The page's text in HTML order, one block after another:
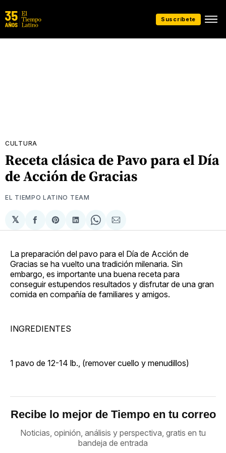
Suscríbete
CULTURA
Receta clásica de Pavo para el Día
de Acción de Gracias
EL TIEMPO LATINO TEAM
𝕏
Compartir
en
Share
on
Compartir
en
Share
on
Compartir
via
La preparación del pavo para el Día de Acción de
Gracias se ha vuelto una tradición milenaria. Sin
embargo, es importante una buena receta para
conseguir estupendos resultados y disfrutar de una gran
comida en compañía de familiares y amigos.
INGREDIENTES
1 pavo de 12-14 lb., (remover cuello y menudillos)
Recibe lo mejor de Tiempo en tu correo
Noticias, opinión, análisis y perspectiva, gratis en tu
bandeja de entrada